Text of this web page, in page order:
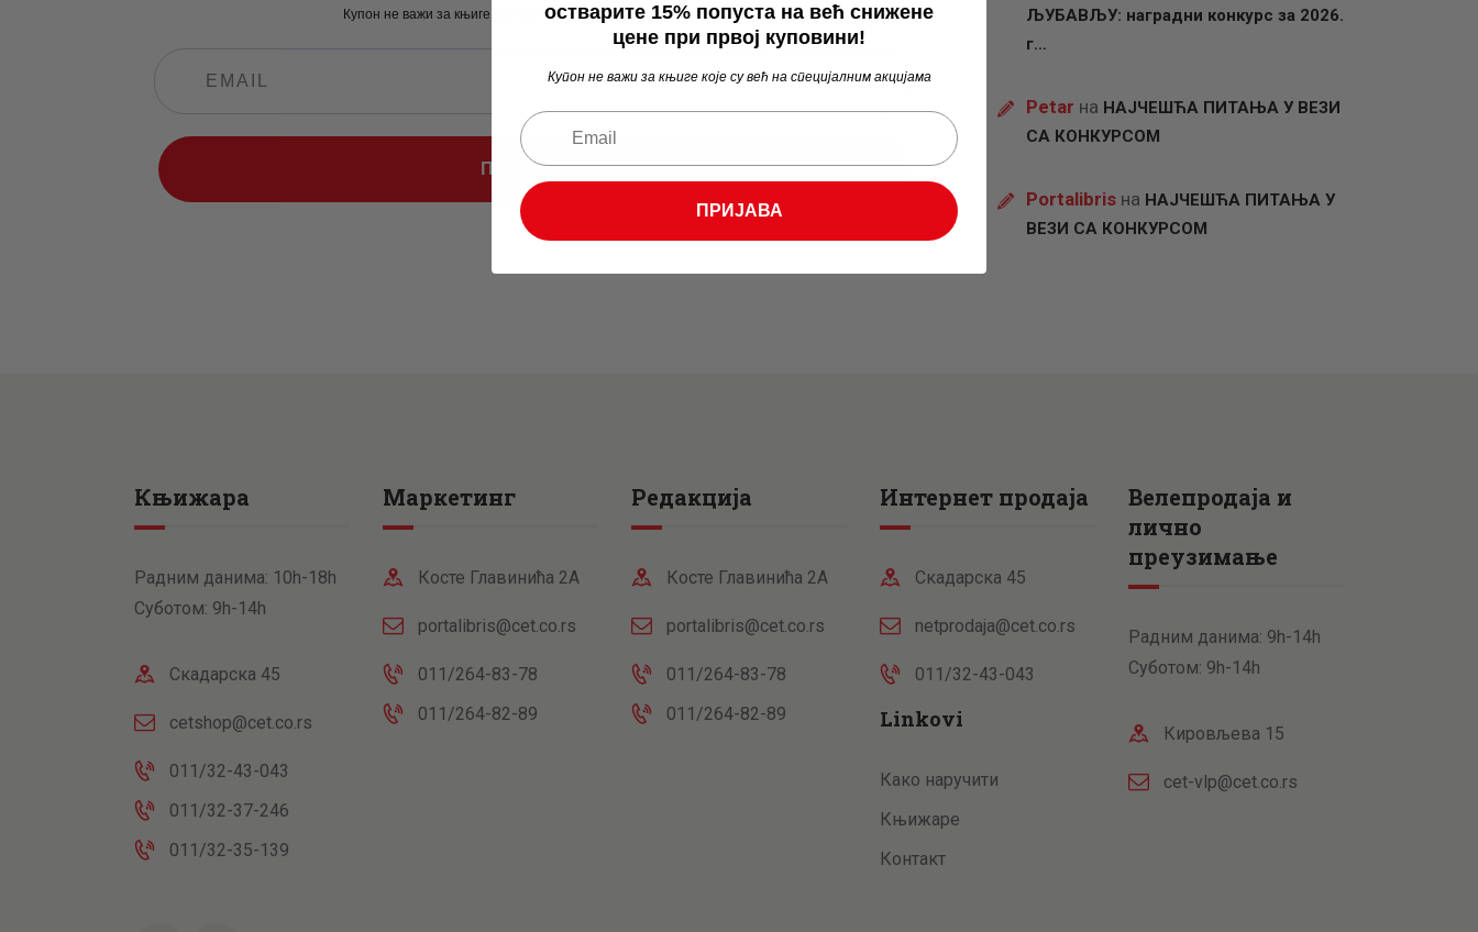
Купон не важи за књиге које су већ на специјалним акцијама
ПРИЈАВА
ЉУБАВЉУ: наградни конкурс за 2026.
г…
Petar на НАЈЧЕШЋА ПИТАЊА У ВЕЗИ
СА КОНКУРСОМ
Portalibris на НАЈЧЕШЋА ПИТАЊА У
ВЕЗИ СА КОНКУРСОМ
Књижара
Радним данима: 10h-18h
Суботом: 9h-14h
Скадарска 45
cetshop@cet.co.rs
011/32-43-043
011/32-37-246
011/32-35-139
Маркетинг
Косте Главинића 2А
portalibris@cet.co.rs
011/264-83-78
011/264-82-89
Редакција
Косте Главинића 2А
portalibris@cet.co.rs
011/264-83-78
011/264-82-89
Интернет продаја
Скадарска 45
netprodaja@cet.co.rs
011/32-43-043
Linkovi
Како наручити
Књижаре
Контакт
Велепродаја и
лично
преузимање
Радним данима: 9h-14h
Суботом: 9h-14h
Кировљева 15
cet-vlp@cet.co.rs
остварите 15% попуста на већ снижене
цене при првој куповини!
Купон не важи за књиге које су већ на специјалним акцијама
ПРИЈАВА